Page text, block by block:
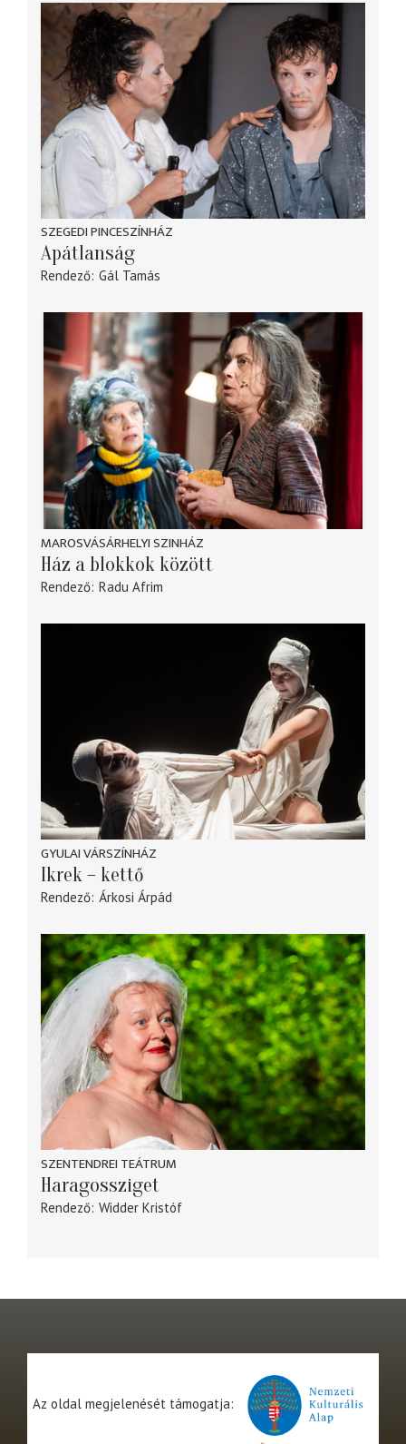
SZEGEDI PINCESZÍNHÁZ
Apátlanság
Rendező Gál Tamás
MAROSVÁSÁRHELYI SZINHÁZ
Ház a blokkok között
Rendező Radu Afrim
GYULAI VÁRSZÍNHÁZ
Ikrek – kettő
Rendező Árkosi Árpád
SZENTENDREI TEÁTRUM
Haragossziget
Rendező Widder Kristóf
Az oldal megjelenését támogatja: